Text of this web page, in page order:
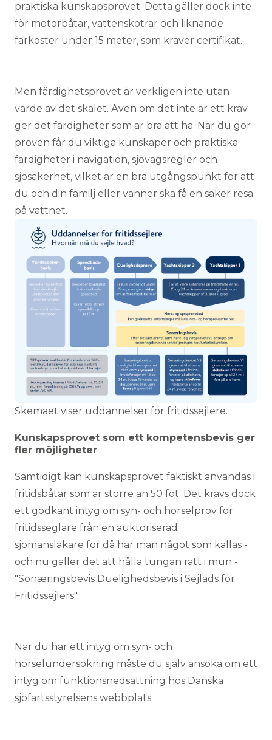
praktiska kunskapsprovet. Detta gäller dock inte
för motorbåtar, vattenskotrar och liknande
farkoster under 15 meter, som kräver certifikat.
Men färdighetsprovet är verkligen inte utan
värde av det skälet. Även om det inte är ett krav
ger det färdigheter som är bra att ha. När du gör
proven får du viktiga kunskaper och praktiska
färdigheter i navigation, sjövägsregler och
sjösäkerhet, vilket är en bra utgångspunkt för att
du och din familj eller vänner ska få en säker resa
på vattnet.
Skemaet viser uddannelser for fritidssejlere.
Kunskapsprovet som ett kompetensbevis ger
fler möjligheter
Samtidigt kan kunskapsprovet faktiskt användas i
fritidsbåtar som är större än 50 fot. Det krävs dock
ett godkänt intyg om syn- och hörselprov för
fritidsseglare från en auktoriserad
sjömansläkare för då har man något som kallas -
och nu gäller det att hålla tungan rätt i mun -
"Sonæringsbevis Duelighedsbevis i Sejlads for
Fritidssejlers".
När du har ett intyg om syn- och
hörselundersökning måste du själv ansöka om ett
intyg om funktionsnedsättning hos Danska
sjöfartsstyrelsens webbplats.